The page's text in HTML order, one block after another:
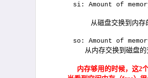
si: Amount of
从磁盘交换到内存
so: Amount of
从内存交换到磁盘的
内存够用的时候，这2